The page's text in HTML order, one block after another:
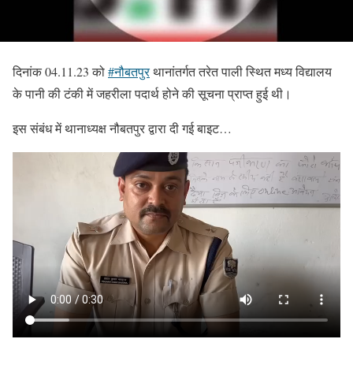
दिनांक 04.11.23 को#नौबतपुरथानांतर्गत तरेत पाली स्थित मध्य विद्यालय
के पानी की टंकी में जहरीला पदार्थ होने की सूचना प्राप्त हुई थी।
इस संबंध में थानाध्यक्ष नौबतपुर द्वारा दी गई बाइट…